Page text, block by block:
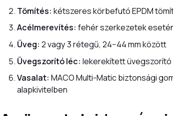
Tömítés: kétszeres körbefutó EPDM
Acélmerevítés: fehér szerkezetek
Üveg: 2 vagy 3 rétegű, 24−44 mm között
Üvegszorító léc: lekerekített üvegszorító
Vasalat: MACO Multi-Matic biztonsági
alapkivitelben